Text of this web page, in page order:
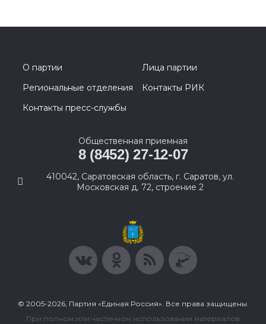
О партии
Лица партии
Региональные отделения
Контакты РИК
Контакты пресс-службы
Общественная приемная
8 (8452) 27-12-07
410042, Саратовская область, г. Саратов, ул.
Московская д. 72, строение 2
© 2005-2026, Партия «Единая Россия». Все права защищены.
При полном или частичном использовании материалов